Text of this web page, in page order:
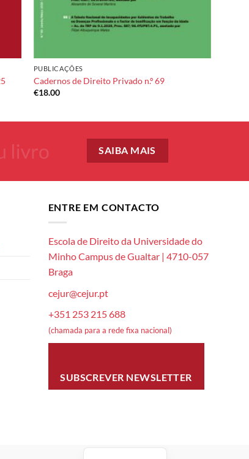
PUBLICAÇÕES
Cadernos de Direito Privado n.º 69
€18.00
SAIBA MAIS
ENTRE EM CONTACTO
Escola de Direito da Universidade do
Minho Campus de Gualtar | 4710-057
Braga
cejur@cejur.pt
+351 253 215 688
(chamada para a rede fixa nacional)
SUBSCREVER NEWSLETTER